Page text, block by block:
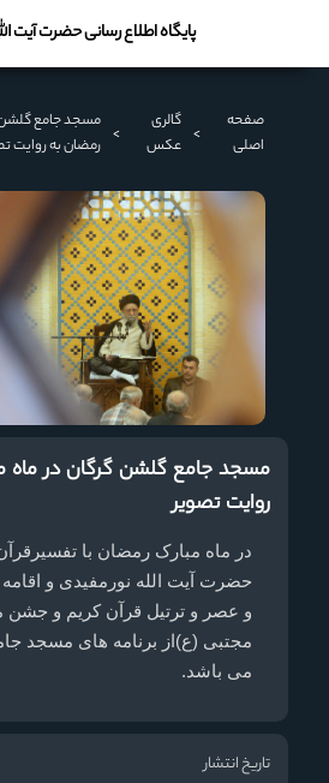
پایگاه اطلاع رسانی حضرت آیت
صفحه
اصلی
>
گالری
عکس
>
مسجد جامع گلشن
رمضان به روایت
مسجد جامع گلشن گرگان در ماه
روایت تصویر
در ماه مبارک رمضان با
حضرت آیت الله نورمفیدی و
و عصر و ترتیل قرآن کریم و جشن
مجتبی (ع)از برنامه های مسجد
می باشد.
تاریخ انتشار